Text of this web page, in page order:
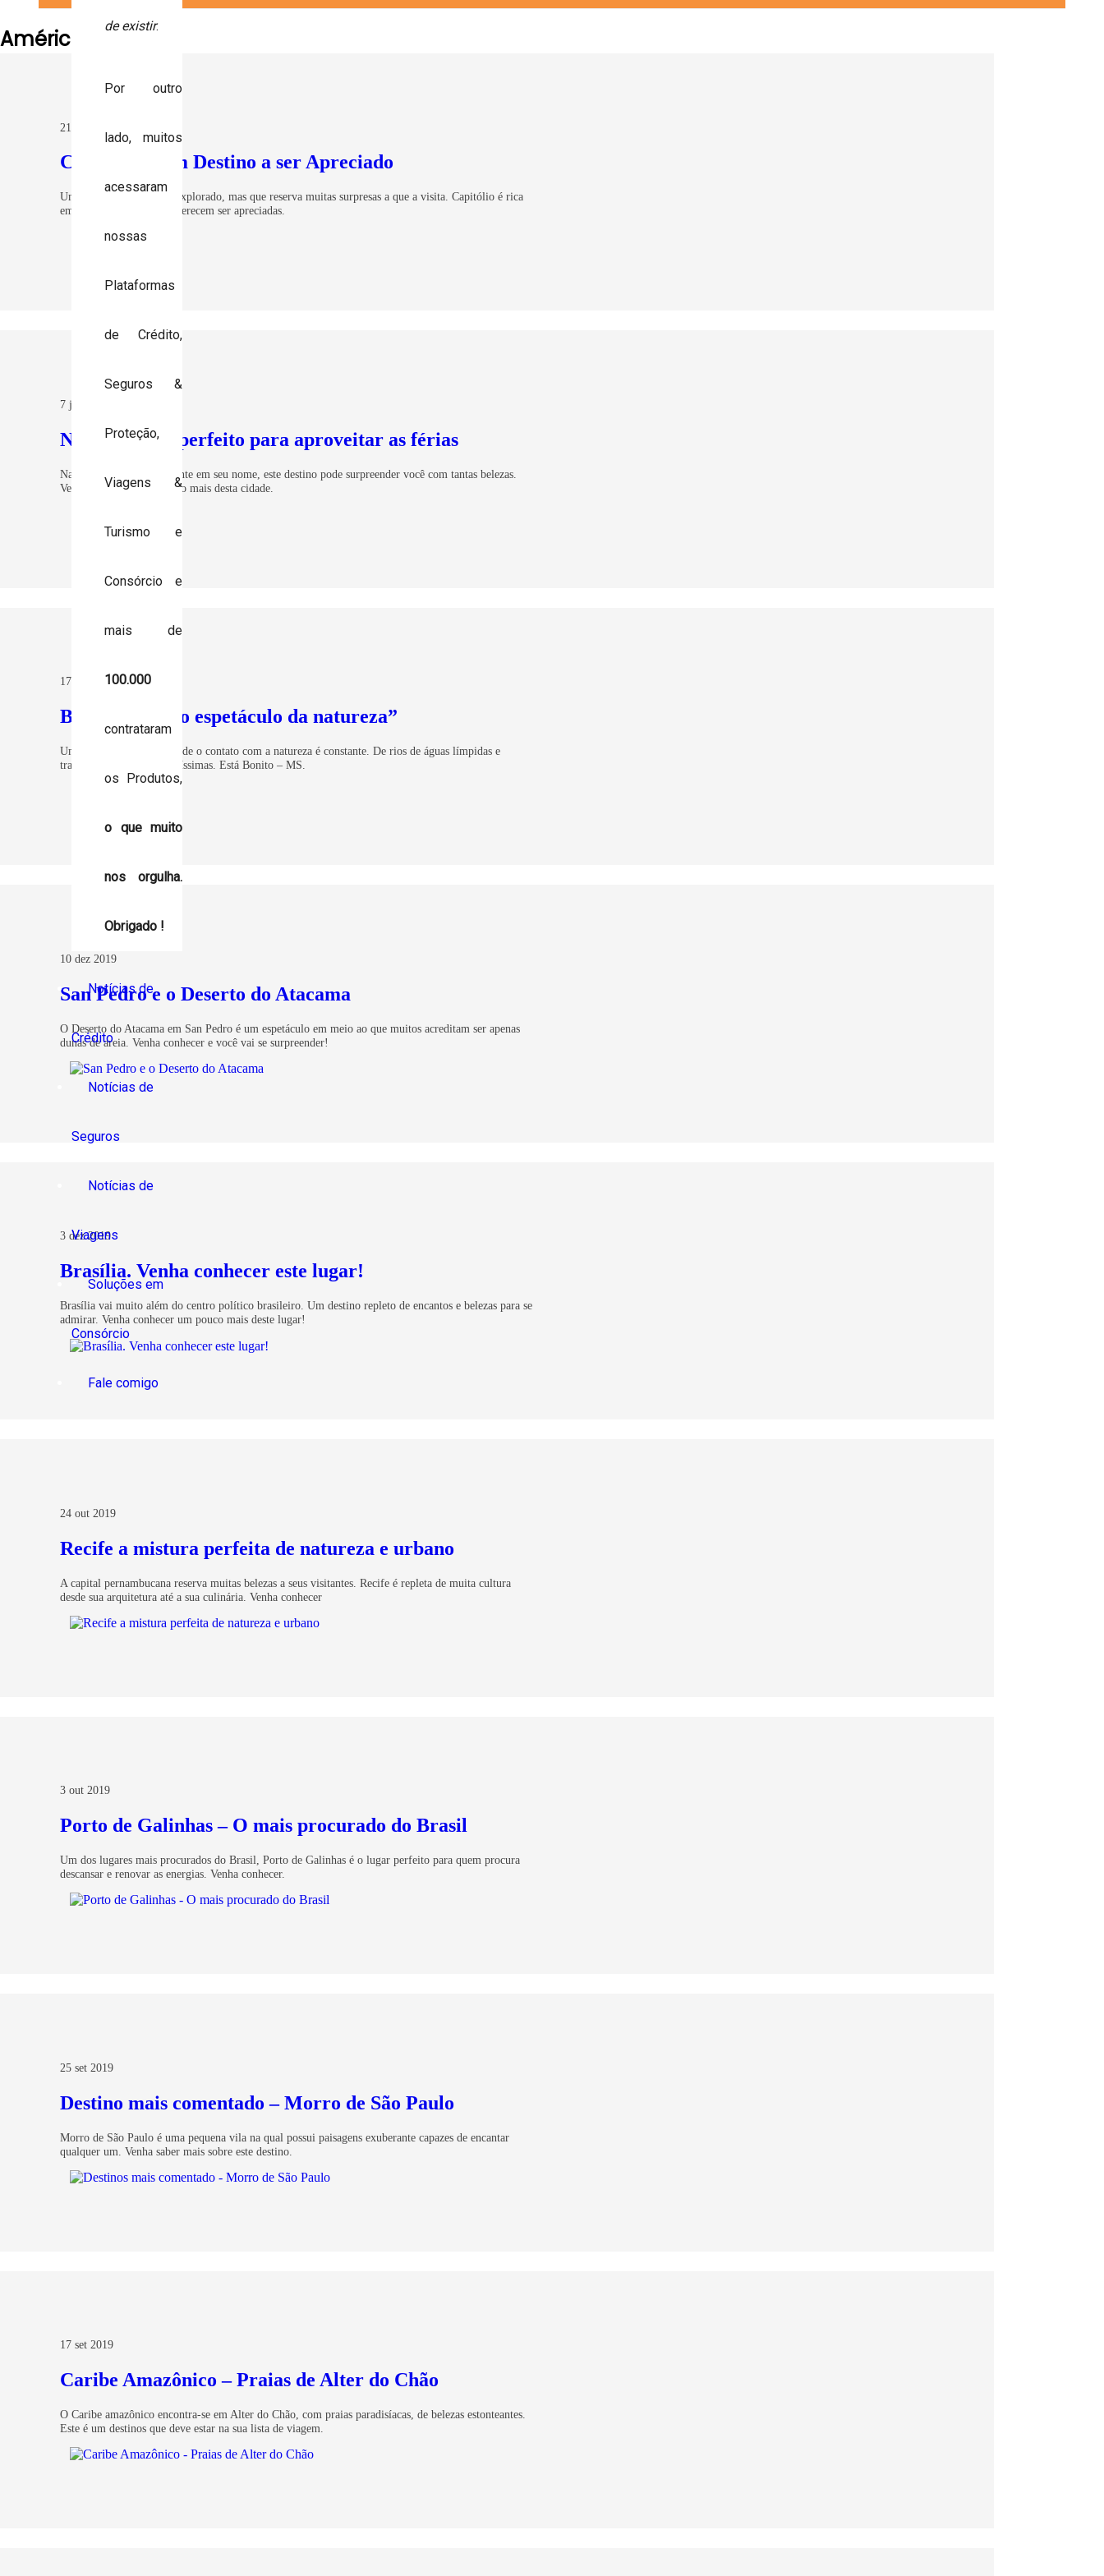
de existir.
Por outro
lado, muitos
acessaram
nossas
Plataformas
de Crédito,
Seguros &
Proteção,
Viagens &
Turismo e
Consórcio e
mais de
100.000
contrataram
os Produtos,
o que muito
nos orgulha.
Obrigado !
Notícias de
Crédito
Notícias de
Seguros
Notícias de
Viagens
Soluções em
Consórcio
Fale comigo
América do Sul
21 jan 2020
Capitólio – Um Destino a ser Apreciado
Um destino ainda pouco explorado, mas que reserva muitas surpresas a que a visita. Capitólio é rica
em belezas naturais que merecem ser apreciadas.
7 jan 2020
Natal – Local perfeito para aproveitar as férias
Natal não é especial somente em seu nome, este destino pode surpreender você com tantas belezas.
Venha conhecer uma pouco mais desta cidade.
17 dez 2019
Bonito – MS “o espetáculo da natureza”
Um destino espetacular onde o contato com a natureza é constante. De rios de águas límpidas e
transparente, a grutas lindíssimas. Está Bonito – MS.
10 dez 2019
San Pedro e o Deserto do Atacama
O Deserto do Atacama em San Pedro é um espetáculo em meio ao que muitos acreditam ser apenas
dunas de areia. Venha conhecer e você vai se surpreender!
3 dez 2019
Brasília. Venha conhecer este lugar!
Brasília vai muito além do centro político brasileiro. Um destino repleto de encantos e belezas para se
admirar. Venha conhecer um pouco mais deste lugar!
24 out 2019
Recife a mistura perfeita de natureza e urbano
A capital pernambucana reserva muitas belezas a seus visitantes. Recife é repleta de muita cultura
desde sua arquitetura até a sua culinária. Venha conhecer
3 out 2019
Porto de Galinhas – O mais procurado do Brasil
Um dos lugares mais procurados do Brasil, Porto de Galinhas é o lugar perfeito para quem procura
descansar e renovar as energias. Venha conhecer.
25 set 2019
Destino mais comentado – Morro de São Paulo
Morro de São Paulo é uma pequena vila na qual possui paisagens exuberante capazes de encantar
qualquer um. Venha saber mais sobre este destino.
17 set 2019
Caribe Amazônico – Praias de Alter do Chão
O Caribe amazônico encontra-se em Alter do Chão, com praias paradisíacas, de belezas estonteantes.
Este é um destinos que deve estar na sua lista de viagem.